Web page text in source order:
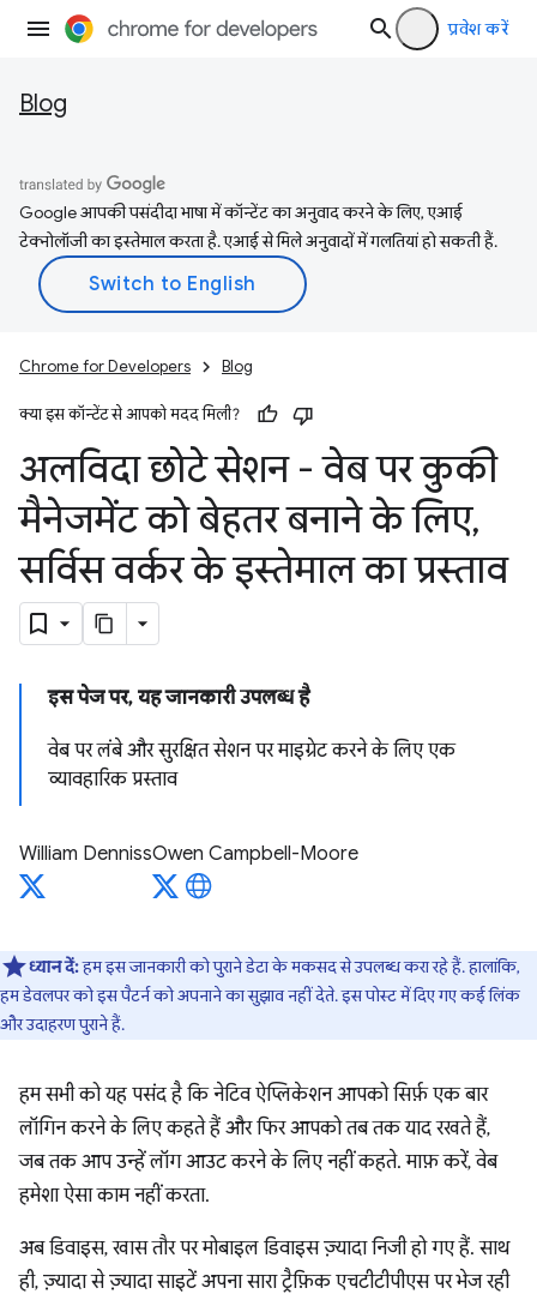
प्रवेश करें
Blog
Google आपकी पसंदीदा भाषा में कॉन्टेंट का अनुवाद करने के लिए, एआई
टेक्नोलॉजी का इस्तेमाल करता है. एआई से मिले अनुवादों में गलतियां हो सकती हैं.
Chrome for Developers Blog
क्या इस कॉन्टेंट से आपको मदद मिली?
अलविदा छोटे सेशन - वेब पर कुकी
मैनेजमेंट को बेहतर बनाने के लिए,
सर्विस वर्कर के इस्तेमाल का प्रस्ताव
इस पेज पर, यह जानकारी उपलब्ध है
वेब पर लंबे और सुरक्षित सेशन पर माइग्रेट करने के लिए एक
व्यावहारिक प्रस्ताव
William DennissOwen Campbell-Moore
ध्यान दें:हम इस जानकारी को पुराने डेटा के मकसद से उपलब्ध करा रहे हैं. हालांकि,
हम डेवलपर को इस पैटर्न को अपनाने का सुझाव नहीं देते. इस पोस्ट में दिए गए कई लिंक
और उदाहरण पुराने हैं.
हम सभी को यह पसंद है कि नेटिव ऐप्लिकेशन आपको सिर्फ़ एक बार
लॉगिन करने के लिए कहते हैं और फिर आपको तब तक याद रखते हैं,
जब तक आप उन्हें लॉग आउट करने के लिए नहीं कहते. माफ़ करें, वेब
हमेशा ऐसा काम नहीं करता.
अब डिवाइस, खास तौर पर मोबाइल डिवाइस ज़्यादा निजी हो गए हैं. साथ
ही, ज़्यादा से ज़्यादा साइटें अपना सारा ट्रैफ़िक एचटीटीपीएस पर भेज रही